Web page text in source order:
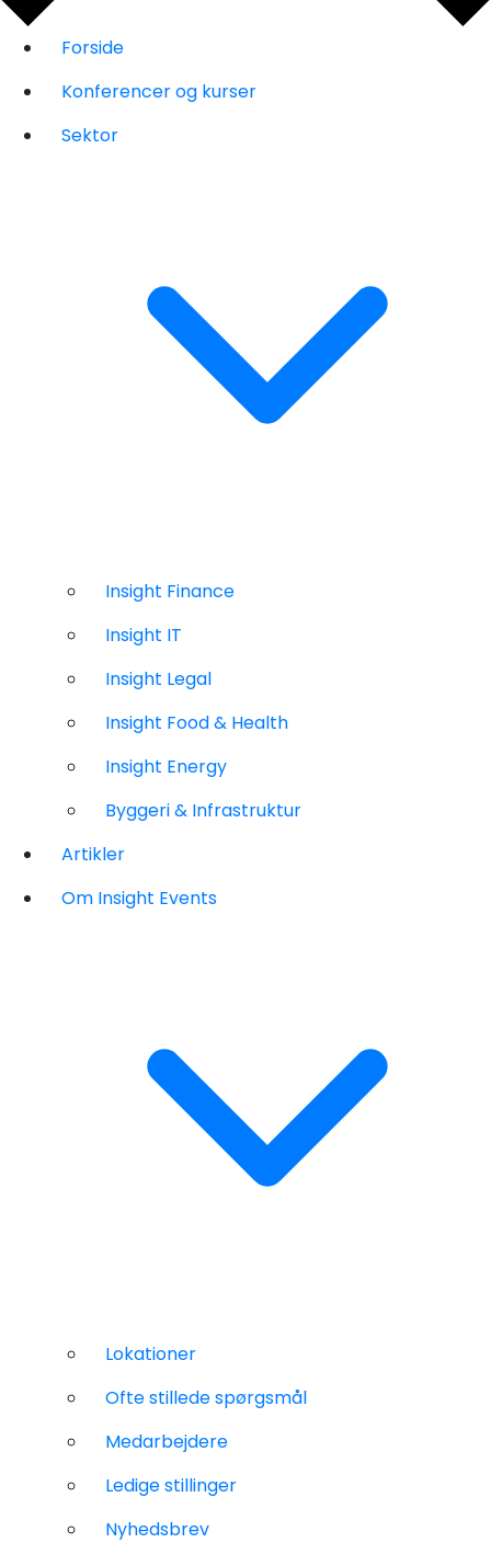
Forside
Konferencer og kurser
Sektor
Insight Finance
Insight IT
Insight Legal
Insight Food & Health
Insight Energy
Byggeri & Infrastruktur
Artikler
Om Insight Events
Lokationer
Ofte stillede spørgsmål
Medarbejdere
Ledige stillinger
Nyhedsbrev